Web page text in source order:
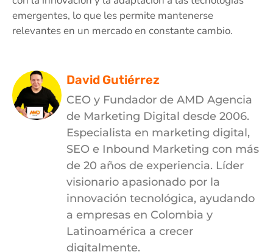
emergentes, lo que les permite mantenerse
relevantes en un mercado en constante cambio.
David Gutiérrez
CEO y Fundador de AMD Agencia
de Marketing Digital desde 2006.
Especialista en marketing digital,
SEO e Inbound Marketing con más
de 20 años de experiencia. Líder
visionario apasionado por la
innovación tecnológica, ayudando
a empresas en Colombia y
Latinoamérica a crecer
digitalmente.